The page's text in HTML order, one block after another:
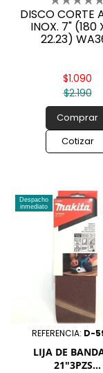
DISCO CORTE
INOX. 7" (180
22.23)
$2.190
$1.090
Comprar
Cotizar
Despacho
inmediato
REFERENCIA: D-
LIJA DE
21"3PZS...